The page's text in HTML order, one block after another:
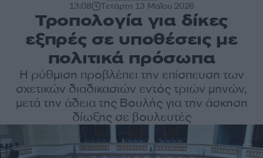
13:08 Τετάρτη 13 Μαΐου 2026
Τροπολογία για δίκες
εξπρές σε υποθέσεις με
πολιτικά πρόσωπα
Η ρύθμιση προβλέπει την επίσπευση των
σχετικών διαδικασιών εντός τριών μηνών,
μετά την άδεια της Βουλής για την άσκηση
δίωξης σε βουλευτές